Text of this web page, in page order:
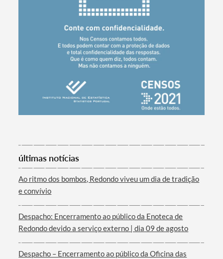
Termo de Pesquisa
Categorias gerais
últimas notícias
Ao ritmo dos bombos, Redondo viveu um dia de tradição
e convívio
Despacho: Encerramento ao público da Enoteca de
Redondo devido a serviço externo | dia 09 de agosto
Despacho – Encerramento ao público da Oficina das